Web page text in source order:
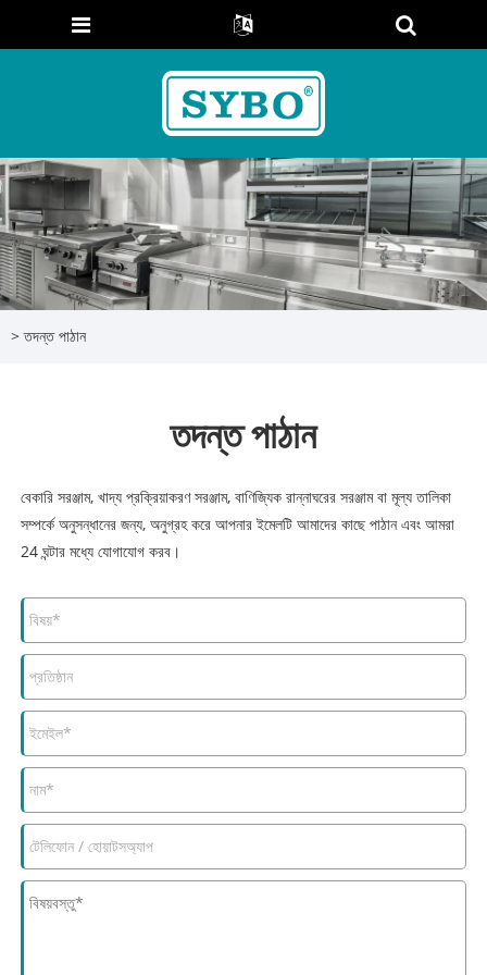
> তদন্ত পাঠান
তদন্ত পাঠান
বেকারি সরঞ্জাম, খাদ্য প্রক্রিয়াকরণ সরঞ্জাম, বাণিজ্যিক রান্নাঘরের সরঞ্জাম বা মূল্য তালিকা
সম্পর্কে অনুসন্ধানের জন্য, অনুগ্রহ করে আপনার ইমেলটি আমাদের কাছে পাঠান এবং আমরা
24 ঘন্টার মধ্যে যোগাযোগ করব।